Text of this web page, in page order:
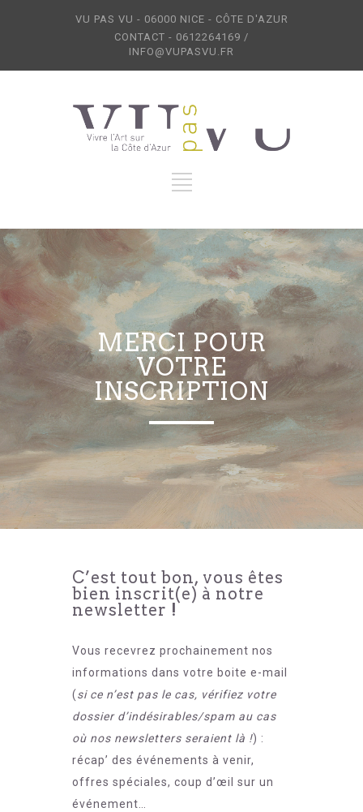
VU PAS VU - 06000 NICE - CÔTE D'AZUR
CONTACT - 0612264169 /
INFO@VUPASVU.FR
MERCI POUR
VOTRE
INSCRIPTION
C’est tout bon, vous êtes
bien inscrit(e) à notre
newsletter !
Vous recevrez prochainement nos
informations dans votre boite e-mail
(si ce n’est pas le cas, vérifiez votre
dossier d’indésirables/spam au cas
où nos newsletters seraient là !) :
récap’ des événements à venir,
offres spéciales, coup d’œil sur un
événement…